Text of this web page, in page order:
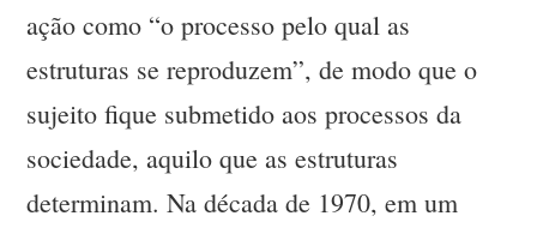
ação como “o processo pelo qual as
estruturas se reproduzem”, de modo que o
sujeito fique submetido aos processos da
sociedade, aquilo que as estruturas
determinam. Na década de 1970, em um